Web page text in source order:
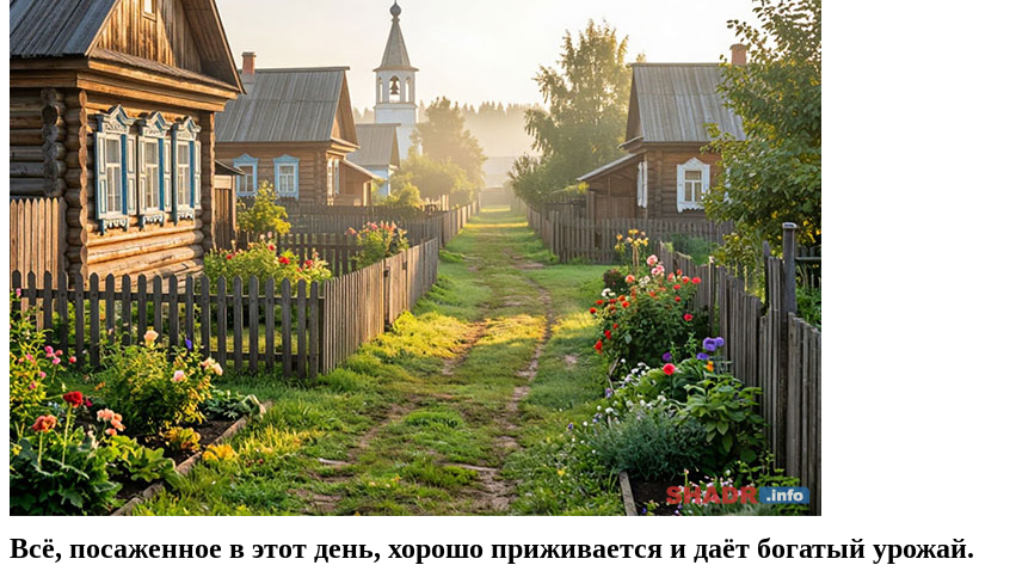
Всё, посаженное в этот день, хорошо приживается и даёт богатый урожай.